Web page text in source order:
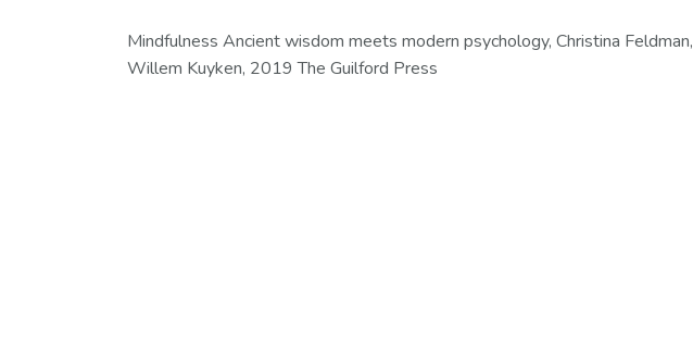
Mindfulness Ancient wisdom meets modern psychology, Christina Feldman,
Willem Kuyken, 2019 The Guilford Press